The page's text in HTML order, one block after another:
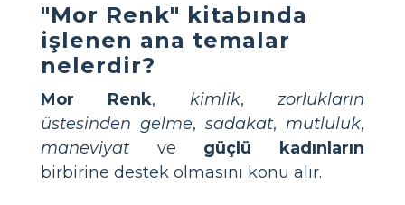
"Mor Renk" kitabında
işlenen ana temalar
nelerdir?
Mor Renk, kimlik,zorlukların
üstesinden gelme, sadakat, mutluluk,
maneviyat ve güçlü kadınların
birbirine destek olmasını konu alır.